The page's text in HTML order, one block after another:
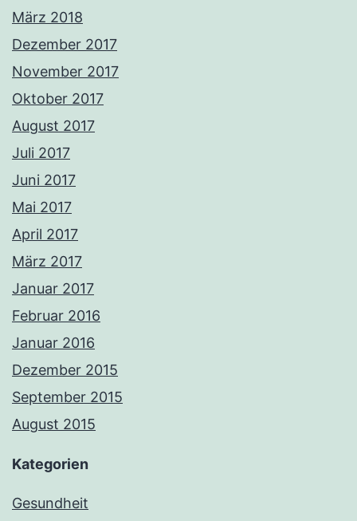
März 2018
Dezember 2017
November 2017
Oktober 2017
August 2017
Juli 2017
Juni 2017
Mai 2017
April 2017
März 2017
Januar 2017
Februar 2016
Januar 2016
Dezember 2015
September 2015
August 2015
Kategorien
Gesundheit